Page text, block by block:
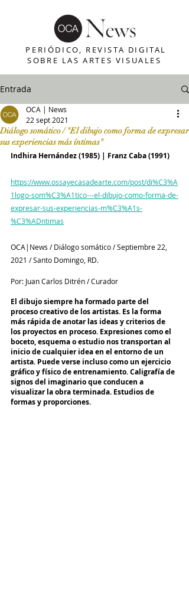
PERIÓDICO, REVISTA DIGITAL
SOBRE LAS ARTES VISUALES
Entrada
Diálogo somático / "El dibujo como forma de expresar
sus experiencias más íntimas"
OCA | News
22 sept 2021
Indhira Hernández (1985) | Franz Caba (1991)
https://www.ossayecasadearte.com/post/di%C3%A
1logo-som%C3%A1tico---el-dibujo-como-forma-de-
expresar-sus-experiencias-m%C3%A1s-
%C3%ADntimas
OCA|News / Diálogo somático / Septiembre 22,
2021 / Santo Domingo, RD.
Por: Juan Carlos Ditrén / Curador
El dibujo siempre ha formado parte del
proceso creativo de los artistas. Es la forma
más rápida de anotar las ideas y criterios de
los proyectos en proceso. Expresiones como el
boceto, esquema o estudio nos transportan al
inicio de cualquier idea en el entorno de un
artista. Puede verse incluso como un ejercicio
gráfico y físico de entrenamiento. Caligrafía de
signos del imaginario que conducen a
visualizar la obra terminada. Estudios de
formas y proporciones.